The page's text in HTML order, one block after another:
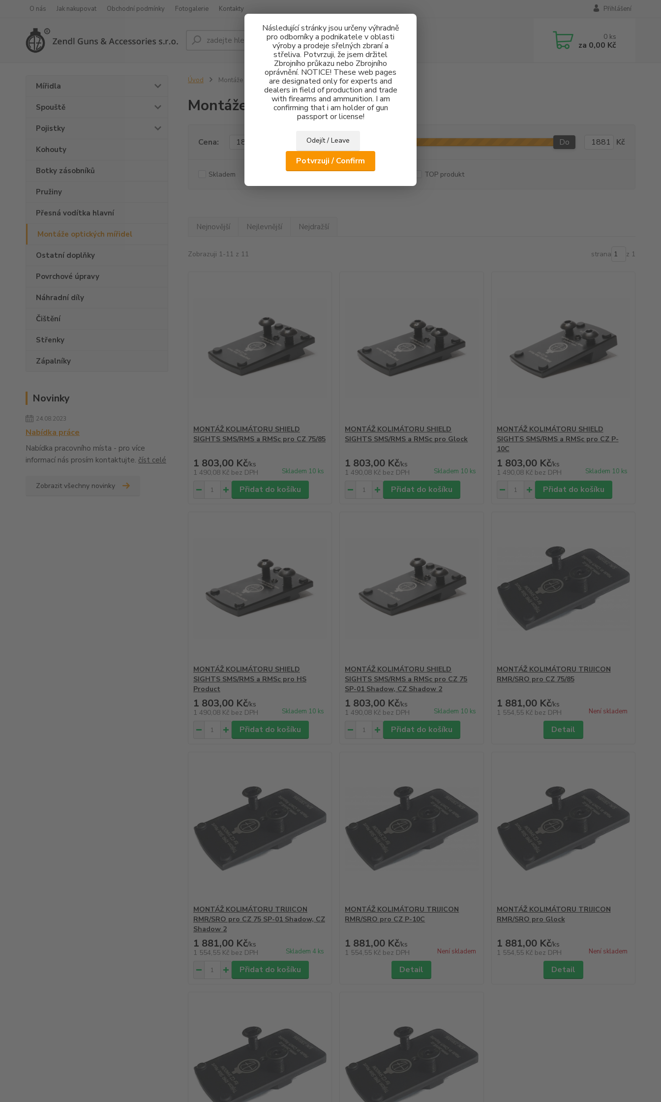
Následující stránky jsou určeny výhradně
pro odborníky a podnikatele v oblasti
výroby a prodeje sřelných zbraní a
střeliva. Potvrzuji, že jsem držitel
Zbrojního průkazu nebo Zbrojního
oprávnění. NOTICE! These web pages
are designated only for experts and
dealers in field of production and trade
with firearms and ammunition. I am
confirming that i am holder of gun
passport or license!
Odejít / Leave
Potvrzuji / Confirm
O nás Jak nakupovat Obchodní podmínky Fotogalerie Kontakty Přihlášení
Hledat 0 ks
za 0,00 Kč
Mířidla
Spouště
Pojistky
Kohouty
Botky zásobníků
Pružiny
Přesná vodítka hlavní
Montáže optických mířidel
Ostatní doplňky
Povrchové úpravy
Náhradní díly
Čištění
Střenky
Zápalníky
Novinky
24.08.2023
Nabídka práce
Nabídka pracovního místa - pro více
informací nás prosím kontaktujte. číst celé
Zobrazit všechny novinky
Úvod Montáže optických mířidel
Montáže optických mířidel
Cena: Do Kč
Skladem Akce Doprava ZDARMA TOP produkt
Nejnovější Nejlevnější Nejdražší
Zobrazuji 1-11 z 11 strana z 1
MONTÁŽ KOLIMÁTORU SHIELD
SIGHTS SMS/RMS a RMSc pro CZ 75/85
1 803,00 Kč/ks
1 490,08 Kč bez DPH Skladem 10 ks
Přidat do košíku
MONTÁŽ KOLIMÁTORU SHIELD
SIGHTS SMS/RMS a RMSc pro Glock
1 803,00 Kč/ks
1 490,08 Kč bez DPH Skladem 10 ks
Přidat do košíku
MONTÁŽ KOLIMÁTORU SHIELD
SIGHTS SMS/RMS a RMSc pro CZ P-
10C
1 803,00 Kč/ks
1 490,08 Kč bez DPH Skladem 10 ks
Přidat do košíku
MONTÁŽ KOLIMÁTORU SHIELD
SIGHTS SMS/RMS a RMSc pro HS
Product
1 803,00 Kč/ks
1 490,08 Kč bez DPH Skladem 10 ks
Přidat do košíku
MONTÁŽ KOLIMÁTORU SHIELD
SIGHTS SMS/RMS a RMSc pro CZ 75
SP-01 Shadow, CZ Shadow 2
1 803,00 Kč/ks
1 490,08 Kč bez DPH Skladem 10 ks
Přidat do košíku
MONTÁŽ KOLIMÁTORU TRIJICON
RMR/SRO pro CZ 75/85
1 881,00 Kč/ks
1 554,55 Kč bez DPH Není skladem
Detail
MONTÁŽ KOLIMÁTORU TRIJICON
RMR/SRO pro CZ 75 SP-01 Shadow, CZ
Shadow 2
1 881,00 Kč/ks
1 554,55 Kč bez DPH Skladem 4 ks
Přidat do košíku
MONTÁŽ KOLIMÁTORU TRIJICON
RMR/SRO pro CZ P-10C
1 881,00 Kč/ks
1 554,55 Kč bez DPH Není skladem
Detail
MONTÁŽ KOLIMÁTORU TRIJICON
RMR/SRO pro Glock
1 881,00 Kč/ks
1 554,55 Kč bez DPH Není skladem
Detail